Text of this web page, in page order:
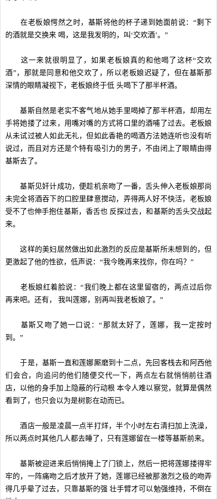
在老板娘愕然之时，基斯将他的杯子递到她面前说：“剩下
的酒就是交换来 喝，这是我发明的，叫‘交欢酒’。”
这一来就很明显了，如果老板娘真的和他喝了这杯“交欢
酒”，那就是同意和他交欢了，所以老板娘迟疑了，但在基斯那
深情的眼睛凝视下，老板娘终于低 头喝下了那半杯酒。
基斯自然是老实不客气地从她手里喝掉了那半杯酒，却用左
手将她搂了过来，用嘴对嘴的方式将口里的酒哺了过去。老板娘
从未试过被人如此无礼，但如此香艳的喝酒方法她连听也没有听
说过，而且对方还是个特有吸引力的男子，不由闭上了眼睛由得
基斯去了。
基斯见奸计成功，便趁机亲吻了一番，舌头伸入老板娘那尚
未完全将酒吞下的口腔里肆意搅动，弄得两人好不快活，老板娘
受不了也伸手抱住基斯，香舌也 反探过去，和基斯的舌头交战起
来。
这样的美妇居然做出如此激烈的反应是基斯所未想到的，但
更激起了他的性欲，低声说：“我今晚再来找你，你在吗？”
老板娘红着脸说：“我们晚上都在这里留宿的，两点过后你
再来吧。还有， 我叫莲娜，别再叫我老板娘了。”
基斯又吻了她一口说：“那就太好了，莲娜，我一定按时
到。”
于是，基斯一直和莲娜厮磨到十二点，先回客栈去和阿西他
们会合，向追问的他们随便交代一下，两点左右就悄悄前往酒
店，以他的身手加上隐蔽的行动根 本令人难以察觉，就算是偶然
看到了，也只会以为是树影在动而已。
酒店一般是凌晨一点半打烊，半个小时左右清扫加上洗澡，
所以两点时其他几人都去睡了，只有莲娜留在一楼等基斯前来。
基斯被迎进来后悄悄掩上了门锁上，然后一把将莲娜搂得牢
牢的，一阵痛吻之后才放开了她，莲娜已经被那激烈之极的吻弄
得几乎晕了过去，只靠基斯的强 壮手臂才可以勉强维持，不倒在